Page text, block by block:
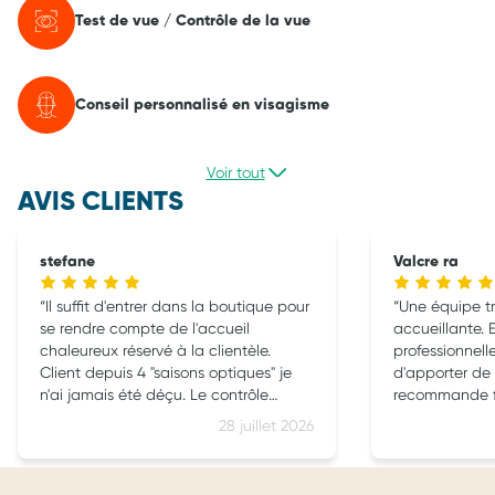
Test de vue / Contrôle de la vue
Conseil personnalisé en visagisme
Voir tout
AVIS CLIENTS
stefane
28 juillet 2026
Il suffit d'entrer dans la boutique pour
se rendre compte de l'accueil
chaleureux réservé à la clientèle.
Client depuis 4 "saisons optiques" je
n'ai jamais été déçu. Le contrôle
optique est top et ce n'est rien de le
dire, mieux que chez l'orthoptiste !!
Aussi, le conseil pour le choix des
Valcre ra
Une équipe
accueillante.
d'apporter de
recommande